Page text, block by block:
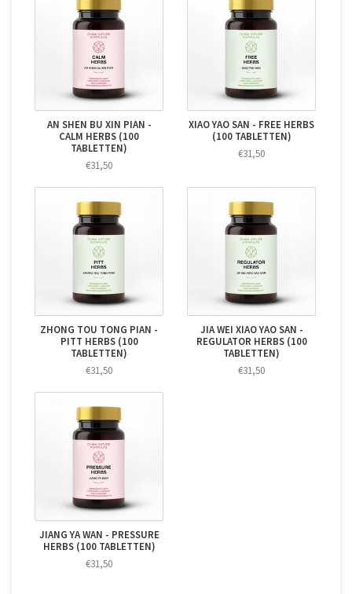
AN SHEN BU XIN PIAN -
CALM HERBS (100
TABLETTEN)
€31,50
XIAO YAO SAN - FREE HERBS
(100 TABLETTEN)
€31,50
ZHONG TOU TONG PIAN -
PITT HERBS (100
TABLETTEN)
€31,50
JIA WEI XIAO YAO SAN -
REGULATOR HERBS (100
TABLETTEN)
€31,50
JIANG YA WAN - PRESSURE
HERBS (100 TABLETTEN)
€31,50